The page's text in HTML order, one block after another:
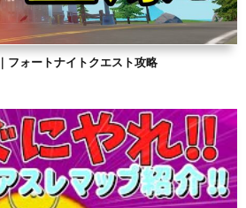
フォートナイトクエスト攻略